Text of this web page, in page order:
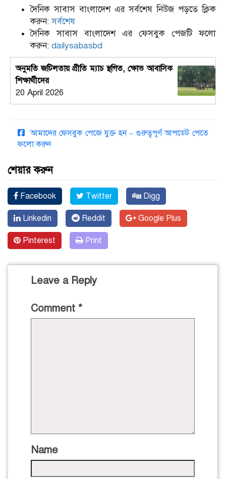
দৈনিক সাবাস বাংলাদেশ এর সর্বশেষ নিউজ পড়তে ক্লিক
করুন:সর্বশেষ
দৈনিক সাবাস বাংলাদেশ এর ফেসবুক পেজটি ফলো
করুন: dailysabasbd
অনুমতি জটিলতায় প্রীতি ম্যাচ স্থগিত, ক্ষোভ আবাসিক
শিক্ষার্থীদের
20 April 2026
আমাদের ফেসবুক পেজে যুক্ত হন – গুরুত্বপূর্ণ আপডেট পেতে
ফলো করুন
শেয়ার করুন
Facebook Twitter Digg
Linkedin Reddit Google Plus
Pinterest Print
Leave a Reply
Comment *
Name